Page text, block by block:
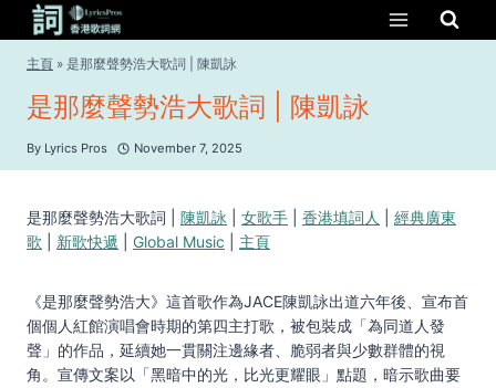
content
主頁 » 是那麼聲勢浩大歌詞 | 陳凱詠
是那麼聲勢浩大歌詞 | 陳凱詠
By Lyrics Pros November 7, 2025
是那麼聲勢浩大歌詞 | 陳凱詠 女歌手 香港填詞人
經典廣東
歌
新歌快遞 Global Music 主頁
《是那麼聲勢浩大》這首歌作為JACE陳凱詠出道六年後、宣布首
個個人紅館演唱會時期的第四主打歌，被包裝成「為同道人發
聲」的作品，延續她一貫關注邊緣者、脆弱者與少數群體的視
角。宣傳文案以「黑暗中的光，比光更耀眼」點題，暗示歌曲要